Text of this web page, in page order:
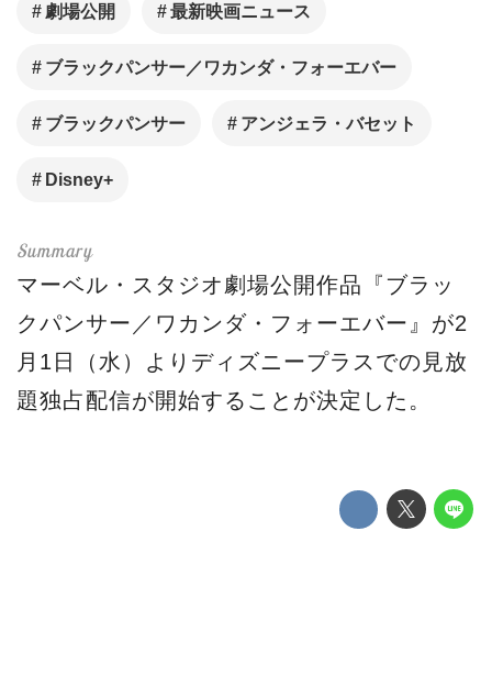
劇場公開 最新映画ニュース
ブラックパンサー／ワカンダ・フォーエバー
ブラックパンサー アンジェラ・バセット
Disney+
マーベル・スタジオ劇場公開作品『ブラッ
クパンサー／ワカンダ・フォーエバー』が2
月1日（水）よりディズニープラスでの見放
題独占配信が開始することが決定した。